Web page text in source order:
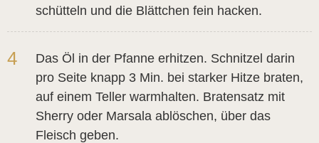
schütteln und die Blättchen fein hacken.
4
Das Öl in der Pfanne erhitzen. Schnitzel darin
pro Seite knapp 3 Min. bei starker Hitze braten,
auf einem Teller warmhalten. Bratensatz mit
Sherry oder Marsala ablöschen, über das
Fleisch geben.